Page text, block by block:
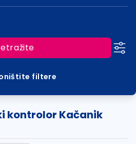
filtere
kontrolor Kačanik